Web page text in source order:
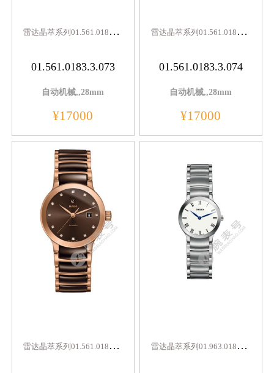
雷
达晶萃系列01.561.0183.3.073
01.561.0183.3.073
自动机械,,28mm
¥17000
雷
达晶萃系列01.561.0183.3.074
01.561.0183.3.074
自动机械,,28mm
¥17000
雷
达晶萃系列01.561.0183.3.075 雷
达晶萃系列01.963.0185.3.001